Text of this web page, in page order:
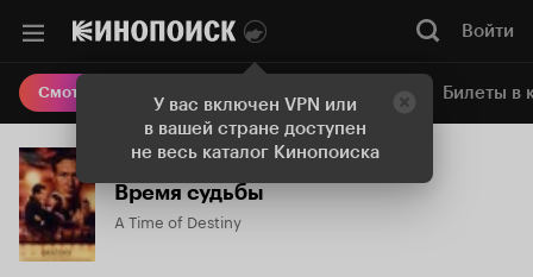
У вас включен VPN или
в вашей стране доступен
не весь каталог Кинопоиска
Войти
Смотреть кино Онлайн-кинотеатр Билеты в
Время судьбы
A Time of Destiny